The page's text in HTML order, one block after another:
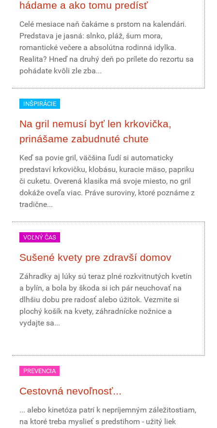
hádame a ako tomu predísť
Celé mesiace naň čakáme s prstom na kalendári.
Predstava je jasná: slnko, pláž, šum mora,
romantické večere a absolútna rodinná idylka.
Realita? Hneď na druhý deň po prílete do rezortu sa
pohádate kvôli zle zba...
INŠPIRÁCIE
Na gril nemusí byť len krkovička,
prinášame zabudnuté chute
Keď sa povie gril, väčšina ľudí si automaticky
predstaví krkovičku, klobásu, kuracie mäso, papriku
či cuketu. Overená klasika má svoje miesto, no gril
dokáže oveľa viac. Práve suroviny, ktoré poznáme z
tradične...
VOĽNÝ ČAS
Sušené kvety pre zdravší domov
Záhradky aj lúky sú teraz plné rozkvitnutých kvetín
a bylín, a bola by škoda si ich pár neuchovať na
dlhšiu dobu pre radosť alebo úžitok. Vezmite si
plochý košík na kvety, záhradnícke nožnice a
vydajte sa...
PREVENCIA
Cestovná nevoľnosť...
... alebo kinetóza patrí k nepríjemným záležitostiam,
na ktoré treba myslieť s predstihom - užitý liek